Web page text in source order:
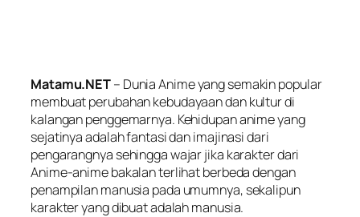
Matamu.NET– Dunia Anime yang semakin popular
membuat perubahan kebudayaan dan kultur di
kalangan penggemarnya. Kehidupan anime yang
sejatinya adalah fantasi dan imajinasi dari
pengarangnya sehingga wajar jika karakter dari
Anime-anime bakalan terlihat berbeda dengan
penampilan manusia pada umumnya, sekalipun
karakter yang dibuat adalah manusia.